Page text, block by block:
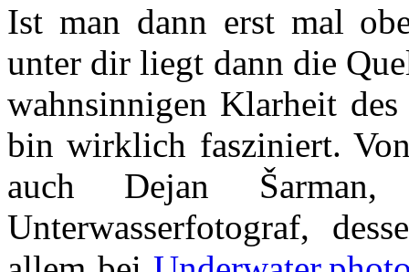
Ist man dann erst mal
unter dir liegt dann die
wahnsinnigen Klarheit
bin wirklich fasziniert.
auch Dejan Šarman,
Unterwasserfotograf,